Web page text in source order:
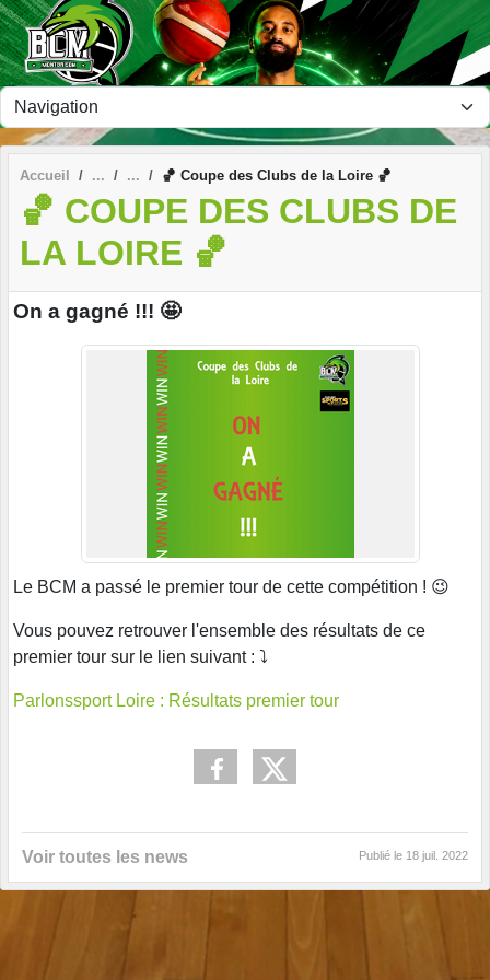
Accueil 🏀 Coupe des Clubs de la Loire 🏀
🏀 COUPE DES CLUBS DE
LA LOIRE 🏀
On a gagné !!! 🤩
Le BCM a passé le premier tour de cette compétition ! 😉
Vous pouvez retrouver l'ensemble des résultats de ce
premier tour sur le lien suivant : ⤵️
Parlonssport Loire : Résultats premier tour
Voir toutes les news Publié le 18 juil. 2022
Panneau de gestion des cookies